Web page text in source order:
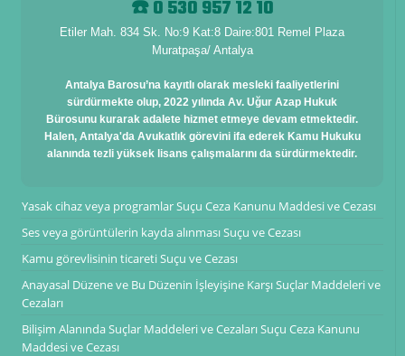
☎️ 0 530 957 12 10
Etiler Mah. 834 Sk. No:9 Kat:8 Daire:801 Remel Plaza
Muratpaşa/ Antalya
Antalya Barosu’na kayıtlı olarak mesleki faaliyetlerini
sürdürmekte olup, 2022 yılında Av. Uğur Azap Hukuk
Bürosunu kurarak adalete hizmet etmeye devam etmektedir.
Halen, Antalya'da Avukatlık görevini ifa ederek Kamu Hukuku
alanında tezli yüksek lisans çalışmalarını da sürdürmektedir.
Yasak cihaz veya programlar Suçu Ceza Kanunu Maddesi ve Cezası
Ses veya görüntülerin kayda alınması Suçu ve Cezası
Kamu görevlisinin ticareti Suçu ve Cezası
Anayasal Düzene ve Bu Düzenin İşleyişine Karşı Suçlar Maddeleri ve
Cezaları
Bilişim Alanında Suçlar Maddeleri ve Cezaları Suçu Ceza Kanunu
Maddesi ve Cezası